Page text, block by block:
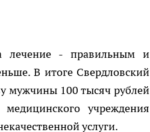
лечение - правильным и
В итоге Свердловский
мужчины 100 тысяч рублей
учреждения
услуги.